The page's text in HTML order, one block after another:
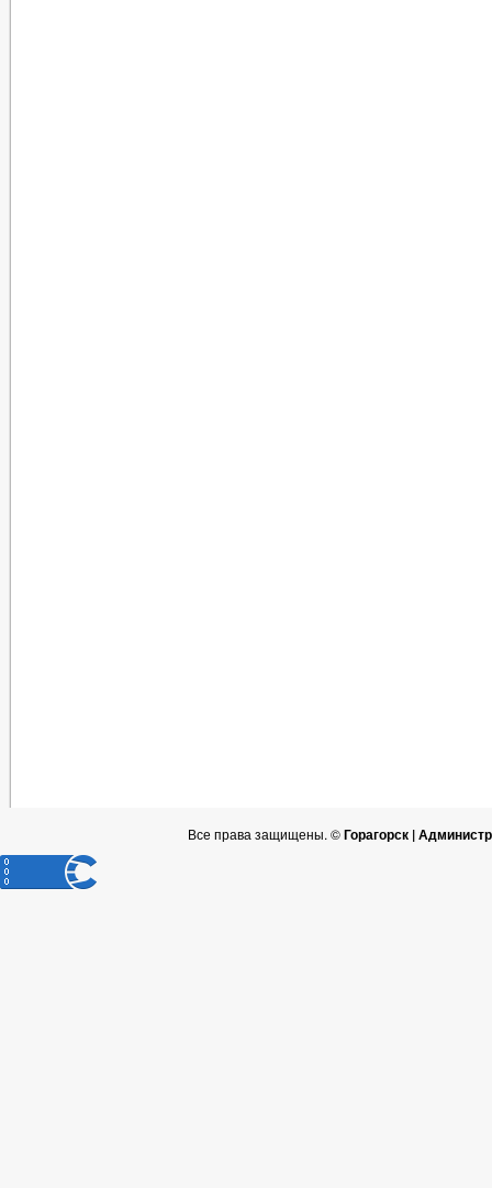
Все права защищены. ©Горагорск |